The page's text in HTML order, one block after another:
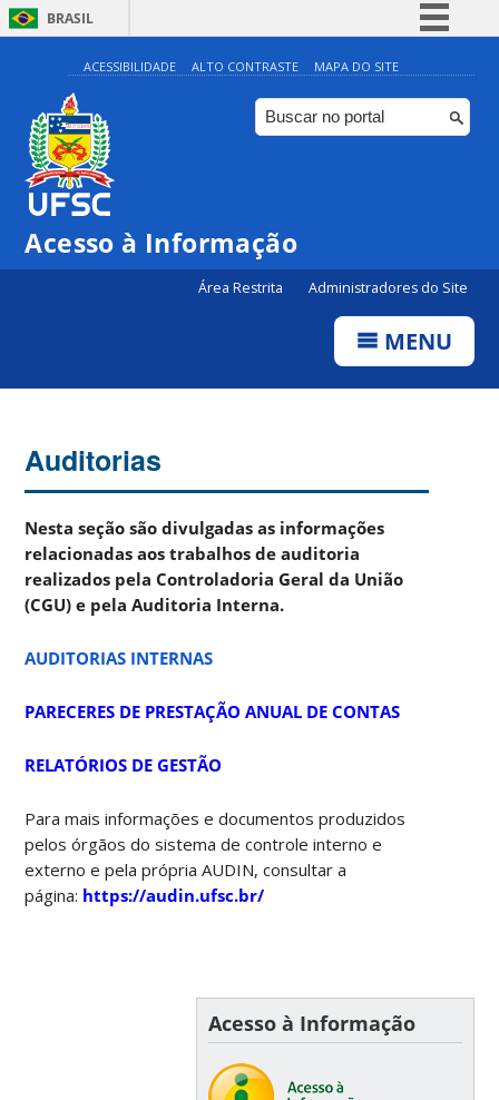
BRASIL
Simplifique!
Comunica BR
Participe
ACESSIBILIDADE ALTO CONTRASTE MAPA DO SITE
Acesso à Informação
Área Restrita Administradores do Site
MENU
Auditorias
Nesta seção são divulgadas as informações
relacionadas aos trabalhos de auditoria
realizados pela Controladoria Geral da União
(CGU) e pela Auditoria Interna.
AUDITORIAS INTERNAS
PARECERES DE PRESTAÇÃO ANUAL DE CONTAS
RELATÓRIOS DE GESTÃO
Para mais informações e documentos produzidos
pelos órgãos do sistema de controle interno e
externo e pela própria AUDIN, consultar a
página: https://audin.ufsc.br/
Acesso à Informação